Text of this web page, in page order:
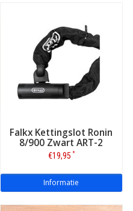
Falkx Kettingslot Ronin
8/900 Zwart ART-2
€19,95 *
Informatie